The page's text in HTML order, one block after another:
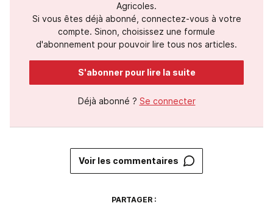
Agricoles.
Si vous êtes déjà abonné, connectez-vous à votre
compte. Sinon, choisissez une formule
d'abonnement pour pouvoir lire tous nos articles.
S'abonner pour lire la suite
Déjà abonné ? Se connecter
Voir les commentaires
PARTAGER :